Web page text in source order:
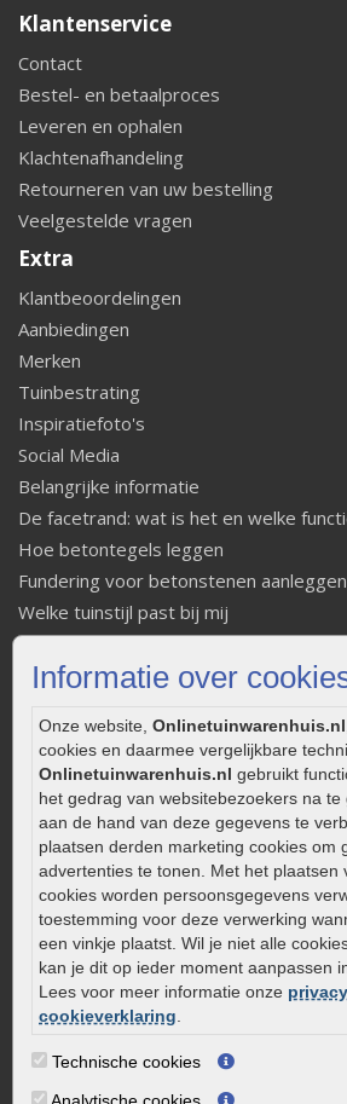
Informatie over
Onze website, Onlinetuinwarenhuis.nl
cookies en daarmee vergelijkbare
Onlinetuinwarenhuis.nl gebruikt
het gedrag van websitebezoekers na te
aan de hand van deze gegevens te
plaatsen derden marketing cookies om
advertenties te tonen. Met het plaatsen
cookies worden persoonsgegevens
toestemming voor deze verwerking
een vinkje plaatst. Wil je niet alle
kan je dit op ieder moment aanpassen
Lees voor meer informatie onze
cookieverklaring.
Technische cookies
Klantenservice
Contact
Bestel- en betaalproces
Leveren en ophalen
Klachtenafhandeling
Retourneren van uw bestelling
Veelgestelde vragen
Extra
Klantbeoordelingen
Aanbiedingen
Merken
Tuinbestrating
Inspiratiefoto's
Social Media
Belangrijke informatie
De facetrand: wat is het en welke
Hoe betontegels leggen
Fundering voor betonstenen aanleggen
Welke tuinstijl past bij mij
Strakke tuin inrichten
Legverbanden gebakken bestrating
Aanlegtips voor gebakken bestrating
Zelf een terras aanleggen
Kleine stadstuin inrichten
0320 – 219170
Kaapstanderweg 41
8243 RB Lelystad
info@onlinetuinwarenhuis.nl
Routebeschrijving
Openingstijden
Maandag